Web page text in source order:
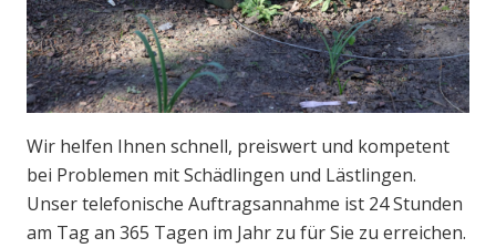
Wir helfen Ihnen schnell, preiswert und kompetent
bei Problemen mit Schädlingen und Lästlingen.
Unser telefonische Auftragsannahme ist 24 Stunden
am Tag an 365 Tagen im Jahr zu für Sie zu erreichen.